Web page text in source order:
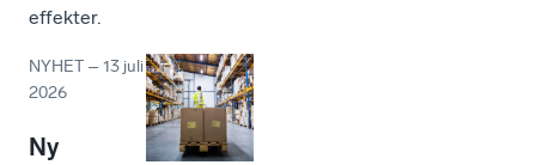
effekter.
NYHET –13 juli
2026
Ny